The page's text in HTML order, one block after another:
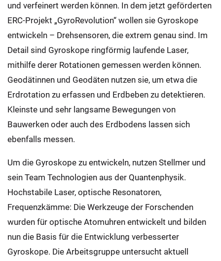
und verfeinert werden können. In dem jetzt geförderten
ERC-Projekt „GyroRevolution“ wollen sie Gyroskope
entwickeln – Drehsensoren, die extrem genau sind. Im
Detail sind Gyroskope ringförmig laufende Laser,
mithilfe derer Rotationen gemessen werden können.
Geodätinnen und Geodäten nutzen sie, um etwa die
Erdrotation zu erfassen und Erdbeben zu detektieren.
Kleinste und sehr langsame Bewegungen von
Bauwerken oder auch des Erdbodens lassen sich
ebenfalls messen.
Um die Gyroskope zu entwickeln, nutzen Stellmer und
sein Team Technologien aus der Quantenphysik.
Hochstabile Laser, optische Resonatoren,
Frequenzkämme: Die Werkzeuge der Forschenden
wurden für optische Atomuhren entwickelt und bilden
nun die Basis für die Entwicklung verbesserter
Gyroskope. Die Arbeitsgruppe untersucht aktuell